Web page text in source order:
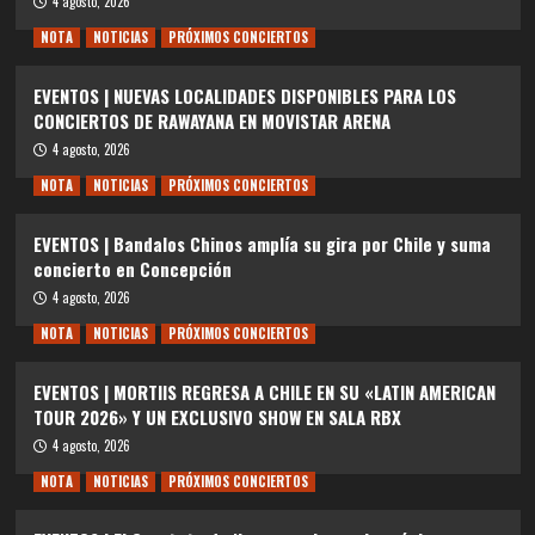
NOTA
NOTICIAS PRÓXIMOS CONCIERTOS
EVENTOS | NUEVAS LOCALIDADES DISPONIBLES PARA LOS
CONCIERTOS DE RAWAYANA EN MOVISTAR ARENA
4 agosto, 2026
NOTA
NOTICIAS PRÓXIMOS CONCIERTOS
EVENTOS | Bandalos Chinos amplía su gira por Chile y suma
concierto en Concepción
4 agosto, 2026
NOTA
NOTICIAS PRÓXIMOS CONCIERTOS
EVENTOS | MORTIIS REGRESA A CHILE EN SU «LATIN AMERICAN
TOUR 2026» Y UN EXCLUSIVO SHOW EN SALA RBX
4 agosto, 2026
NOTA
NOTICIAS PRÓXIMOS CONCIERTOS